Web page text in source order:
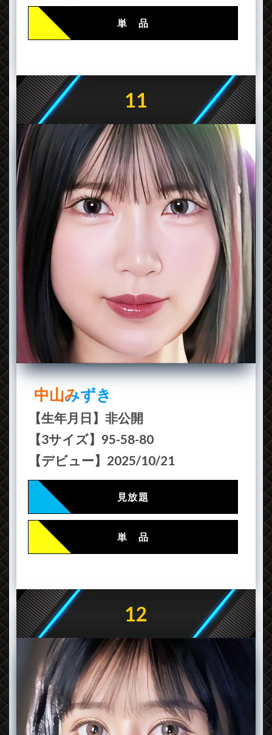
単 品
11
中山みずき
【生年月日】非公開
【3サイズ】95-58-80
【デビュー】2025/10/21
見放題
単 品
12